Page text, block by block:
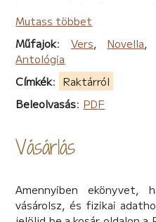
támogatója, hogy
bocsássuk a mozgalom
mozgalom e maroknyi,
beleadta ebbe a
minket szeretettel, olvass
ránk, magyar
legközelebb könyvet
Sky S.T. író, a mozgalom
Köztársaság
Mutass többet
Műfajok: Vers, Novella,
Antológia
Címkék: Raktárról
Beleolvasás: PDF
Vásárlás
Amennyiben ekönyvet,
vásárolsz, és fizikai